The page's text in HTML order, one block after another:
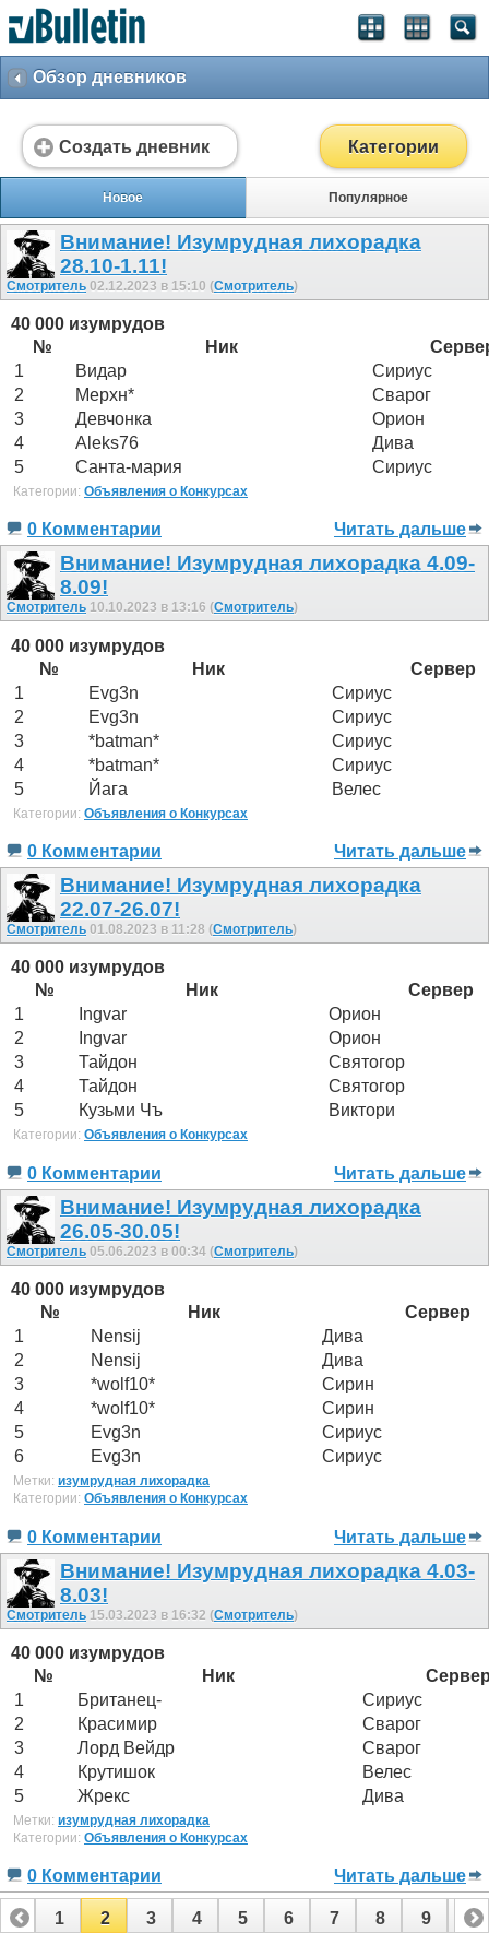
Обзор дневников
Создать дневник Категории
Новое Популярное
Внимание! Изумрудная лихорадка
28.10-1.11!
Смотритель 02.12.2023 в 15:10 (Смотритель)
40 000 изумрудов
№
Ник
1
Видар
Сириус
2
Мерхн*
Сварог
3
Девчонка
Орион
4
Aleks76
Дива
5
Санта-мария Сириус
Категории: Объявления о Конкурсах
0 Комментарии Читать дальше
Внимание! Изумрудная лихорадка 4.09-
8.09!
Смотритель 10.10.2023 в 13:16 (Смотритель)
40 000 изумрудов
№
Ник
Сервер
1
Evg3n
Сириус
2
Evg3n
Сириус
3
*batman*
Сириус
4
*batman*
Сириус
5
Йага Велес
Категории: Объявления о Конкурсах
0 Комментарии Читать дальше
Внимание! Изумрудная лихорадка
22.07-26.07!
Смотритель 01.08.2023 в 11:28 (Смотритель)
40 000 изумрудов
№
Ник
Сервер
1
Ingvar
Орион
2
Ingvar
Орион
3
Тайдон
Святогор
4
Тайдон
Святогор
5
Кузьми Чъ Виктори
Категории: Объявления о Конкурсах
0 Комментарии Читать дальше
Внимание! Изумрудная лихорадка
26.05-30.05!
Смотритель 05.06.2023 в 00:34 (Смотритель)
40 000 изумрудов
№
Ник
Сервер
1
Nensij
Дива
2
Nensij
Дива
3
*wolf10*
Сирин
4
*wolf10*
Сирин
5
Evg3n
Сириус
6
Evg3n Сириус
Метки: изумрудная лихорадка
Категории: Объявления о Конкурсах
0 Комментарии Читать дальше
Внимание! Изумрудная лихорадка 4.03-
8.03!
Смотритель 15.03.2023 в 16:32 (Смотритель)
40 000 изумрудов
№
Ник
1
Британец-
Сириус
2
Красимир
Сварог
3
Лорд Вейдр
Сварог
4
Крутишок
Велес
5
Жрекс Дива
Метки: изумрудная лихорадка
Категории: Объявления о Конкурсах
0 Комментарии Читать дальше
1 2 3 4 5 6 7 8 9 10